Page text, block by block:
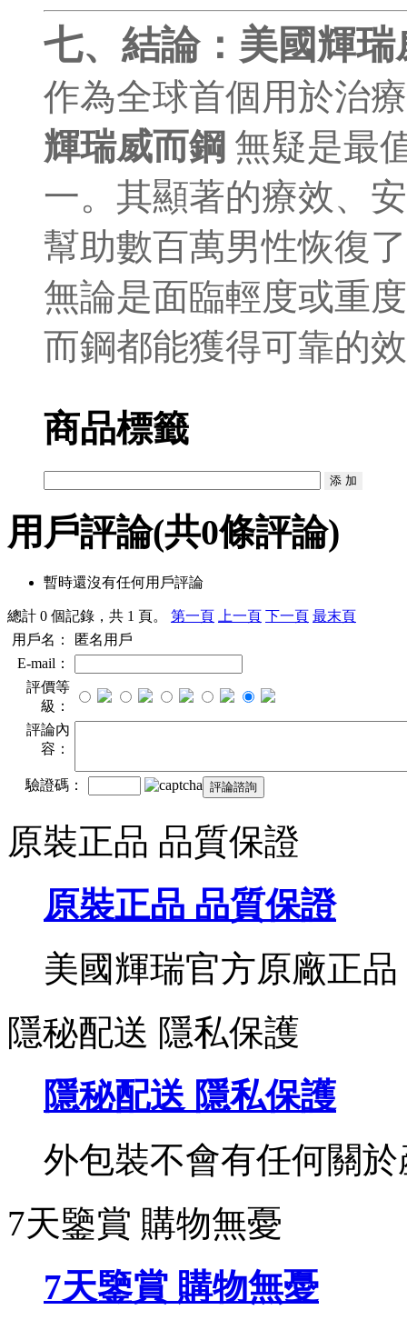
七、結論：美國輝
作為全球首個用於治
輝瑞威而鋼 無疑是最
一。其顯著的療效、
幫助數百萬男性恢復
無論是面臨輕度或重
而鋼都能獲得可靠的
商品標籤
用戶評論(共0條評論)
暫時還沒有任何用戶評論
總計 0 個記錄，共 1 頁。 第一頁 上一頁 下一頁 最末頁
用戶名：
匿名用戶
E-mail：
評價等
級：
評論內
容：
驗證碼：
原裝正品 品質保證
原裝正品 品質保證
美國輝瑞官方原廠正
隱秘配送 隱私保護
隱秘配送 隱私保護
外包裝不會有任何關
7天鑒賞 購物無憂
7天鑒賞 購物無憂